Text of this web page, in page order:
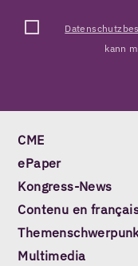
kann
CME
ePaper
Kongress-News
Contenu en
Multimedia